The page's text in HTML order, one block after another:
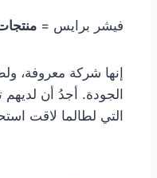
فيشر برايس =
إنها شركة معروفة،
الجودة. أجدُ أن
التي لطالما لاقت